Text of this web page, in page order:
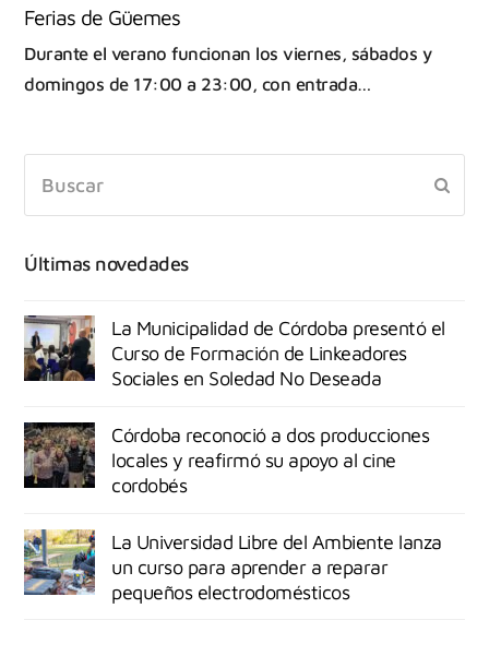
Ferias de Güemes
Durante el verano funcionan los viernes, sábados y
domingos de 17:00 a 23:00, con entrada…
Últimas novedades
La Municipalidad de Córdoba presentó el
Curso de Formación de Linkeadores
Sociales en Soledad No Deseada
Córdoba reconoció a dos producciones
locales y reafirmó su apoyo al cine
cordobés
La Universidad Libre del Ambiente lanza
un curso para aprender a reparar
pequeños electrodomésticos